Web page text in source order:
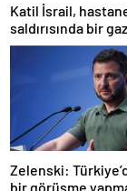
Katil İsrail,
saldırısında bir
öldürdüğünü
Zelenski:
bir görüşme